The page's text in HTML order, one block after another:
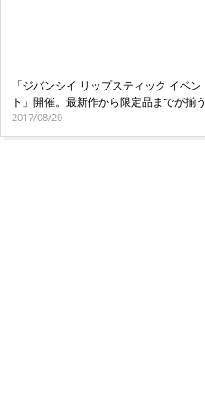
「ジバンシイ リップスティック イベン
ト」開催。最新作から限定品までが揃う
2017/08/20